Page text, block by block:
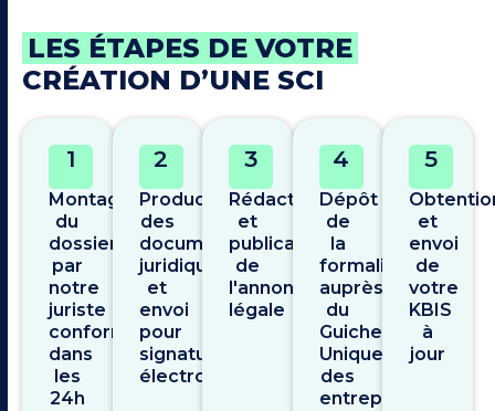
LES ÉTAPES DE VOTRE
CRÉATION D’UNE SCI
1
Montage
du
dossier
par
notre
juriste
conformité
dans
les
24h
2
Production
des
documents
juridiques
et
envoi
pour
signature
électronique
3
Rédaction
et
publication
de
l'annonce
légale
4
Dépôt
de
la
formalité
auprès
du
Guichet
Unique
des
entreprises
5
et
envoi
de
votre
KBIS
à
jour